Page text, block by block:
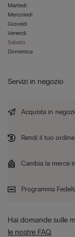
Martedì
Mercoledì
Giovedì
Venerdì
Sabato
Domenica
Servizi in negozio
Acquista in
Rendi il tuo
Cambia la merce
Programma
Hai domande sulle
le nostre FAQ